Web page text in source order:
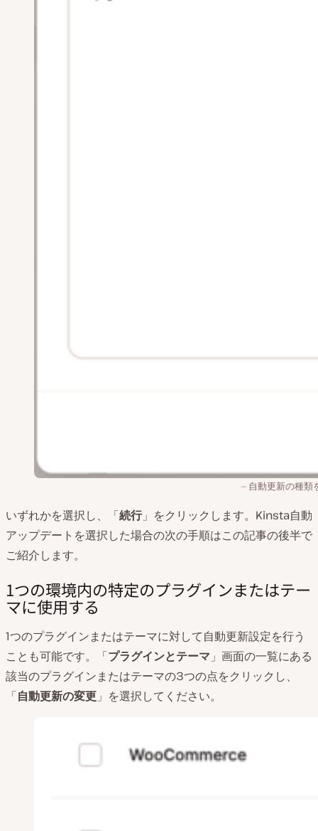
自動更新の種類
いずれかを選択し、「続行」をクリックします。Kinsta自動
アップデートを選択した場合の次の手順はこの記事の後半で
ご紹介します。
1つの環境内の特定のプラグインまたはテー
マに使用する
1つのプラグインまたはテーマに対して自動更新設定を行う
ことも可能です。「プラグインとテーマ 」画面の一覧にある
該当のプラグインまたはテーマの3つの点をクリックし、
「自動更新の変更 」を選択してください。